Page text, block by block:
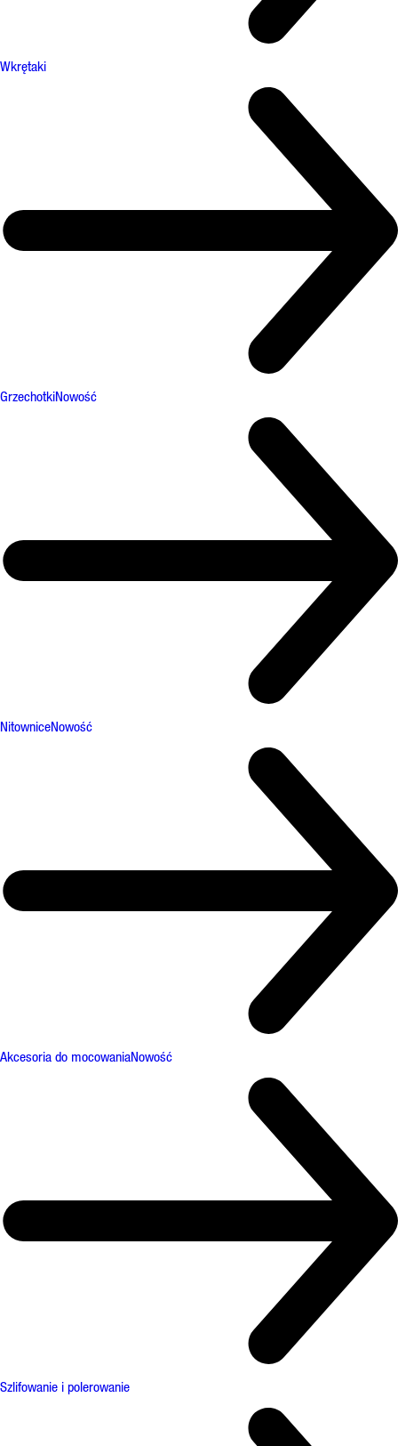
Wkrętaki
GrzechotkiNowość
NitowniceNowość
Akcesoria do mocowaniaNowość
Szlifowanie i polerowanie